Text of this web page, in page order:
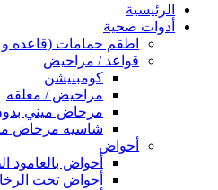
الرئيسية
أدوات صحية
اطقم حمامات (قاعده
قواعد / مراحيض
كومبنيشن
مراحيض / معلقه
مرحاض ميني
شاسيه مرحاض
أحواض
أحواض بالعامود
أحواض تحت